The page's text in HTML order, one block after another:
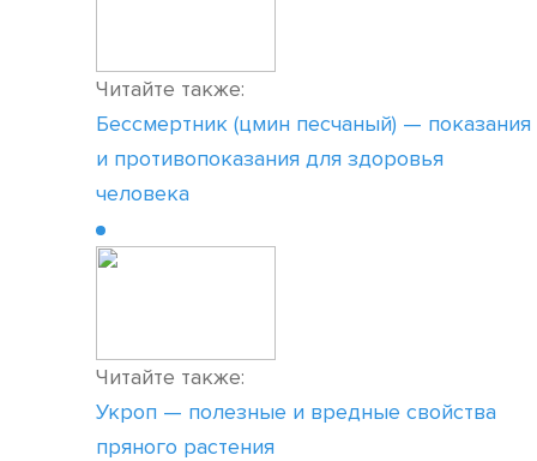
Читайте также:
Бессмертник (цмин песчаный) — показания
и противопоказания для здоровья
человека
Читайте также:
Укроп — полезные и вредные свойства
пряного растения